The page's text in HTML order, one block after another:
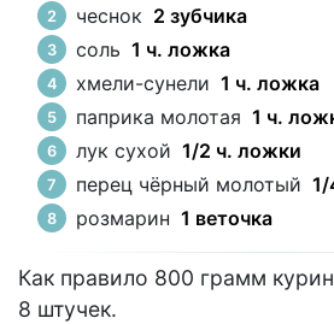
чеснок 2 зубчика
соль 1 ч. ложка
хмели-сунели 1 ч. ложка
паприка молотая 1 ч.
лук сухой 1/2 ч. ложки
перец чёрный молотый
розмарин 1 веточка
Как правило 800 грамм
8 штучек.